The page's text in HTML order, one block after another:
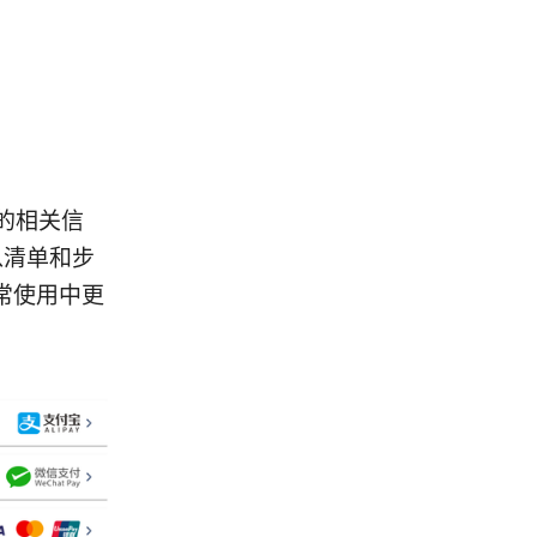
相关信
单和步
使用中更